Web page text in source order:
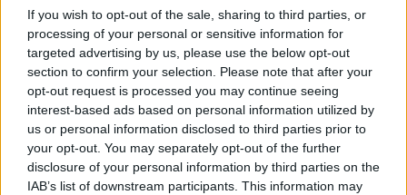
If you wish to opt-out of the sale, sharing to third parties, or
processing of your personal or sensitive information for
targeted advertising by us, please use the below opt-out
section to confirm your selection. Please note that after your
opt-out request is processed you may continue seeing
interest-based ads based on personal information utilized by
us or personal information disclosed to third parties prior to
your opt-out. You may separately opt-out of the further
disclosure of your personal information by third parties on the
IAB’s list of downstream participants. This information may
ötlet #68: autót venni olajcégtől
Koronix•2009. március 04.
Azon tűnődtem, amikor a Szonda Ipsos válsággal
kapcsolatos kutatását olvasgattam, hogy miközben
a válaszadók úgy vélik, hogy vissza kell fogni a
mindennapi kiadásaikat majd a jövőben aközben a
"közlekedés, autófenntartás, benzinköltség"
kiadásának mérséklésére…